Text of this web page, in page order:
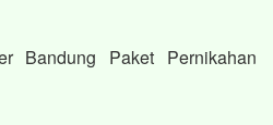
Bandung Paket Pernikahan